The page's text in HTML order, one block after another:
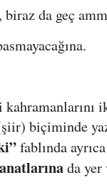
biraz da geç
kahramanlarını
biçiminde
fablında
da